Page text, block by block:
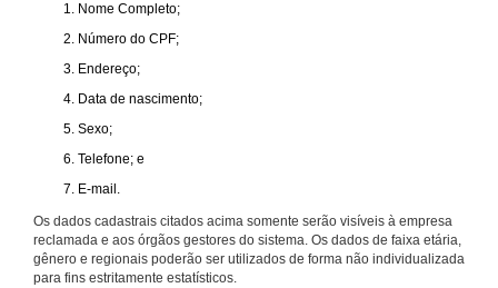
Nome Completo;
Número do CPF;
Endereço;
Data de nascimento;
Sexo;
Telefone; e
E-mail.
Os dados cadastrais citados acima somente serão visíveis à empresa
reclamada e aos órgãos gestores do sistema. Os dados de faixa etária,
gênero e regionais poderão ser utilizados de forma não individualizada
para fins estritamente estatísticos.